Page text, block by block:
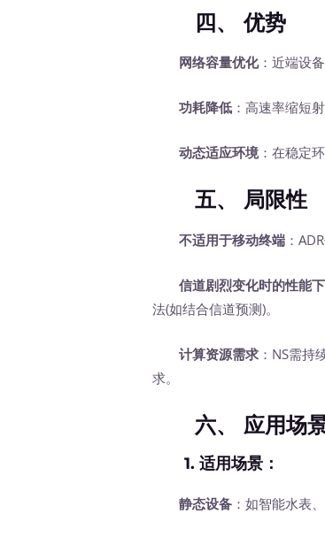
四、优势
网络容量优化：近端设
功耗降低 ：高速率缩短
动态适应环境：在稳定
五、 局限性
不适用于移动终端 ：
信道剧烈变化时的性能
法(如结合信道预测)。
计算资源需求 ：NS需
求。
六、 应用场
1.适用场景 ：
静态设备 ：如智能水表